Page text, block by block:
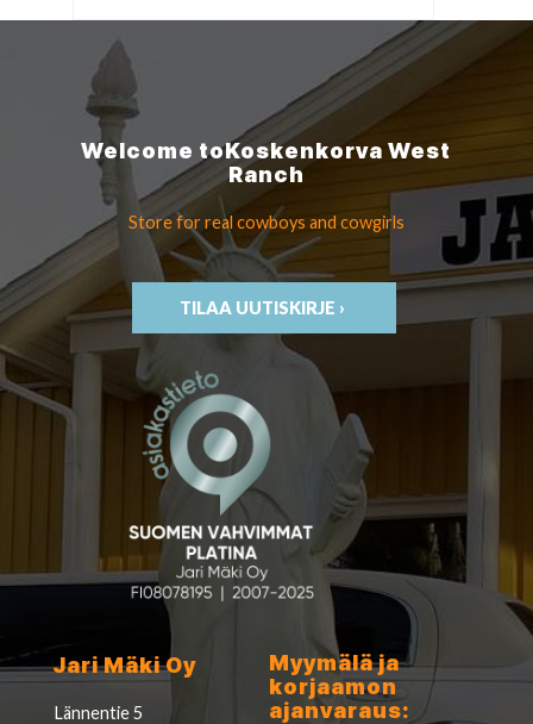
Welcome toKoskenkorvaWest
Ranch
Store for real cowboys and cowgirls
TILAA UUTISKIRJE ›
Jari Mäki Oy
Lännentie 5
Myymälä ja
korjaamon
ajanvaraus: